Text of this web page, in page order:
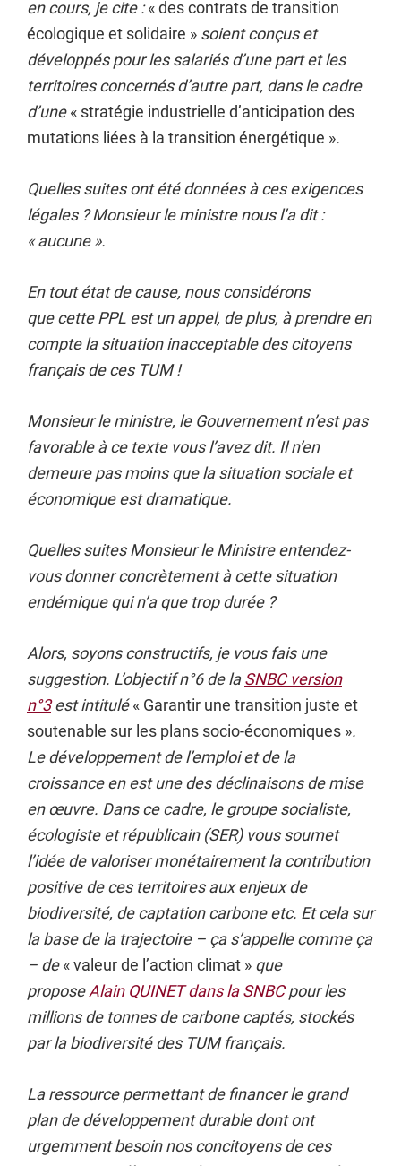
en cours, je cite :« des contrats de transition
écologique et solidaire » soient conçus et
développés pour les salariés d’une part et les
territoires concernés d’autre part, dans le cadre
d’une« stratégie industrielle d’anticipation des
mutations liées à la transition énergétique ».
Quelles suites ont été données à ces exigences
légales ? Monsieur le ministre nous l’a dit :
« aucune ».
En tout état de cause, nous considérons
que cette PPL est un appel, de plus, à prendre en
compte la situation inacceptable des citoyens
français de ces TUM !
Monsieur le ministre, le Gouvernement n’est pas
favorable à ce texte vous l’avez dit. Il n’en
demeure pas moins que la situation sociale et
économique est dramatique.
Quelles suites Monsieur le Ministre entendez-
vous donner concrètement à cette situation
endémique qui n’a que trop durée ?
Alors, soyons constructifs, je vous fais une
suggestion. L’objectif n°6 de laSNBC version
n°3est intitulé« Garantir une transition juste et
soutenable sur les plans socio-économiques ».
Le développement de l’emploi et de la
croissance en est une des déclinaisons de mise
en œuvre. Dans ce cadre, le groupe socialiste,
écologiste et républicain (SER) vous soumet
l’idée de valoriser monétairement la contribution
positive de ces territoires aux enjeux de
biodiversité, de captation carbone etc. Et cela sur
la base de la trajectoire – ça s’appelle comme ça
– de« valeur de l’action climat » que
proposeAlain QUINET dans la SNBCpour les
millions de tonnes de carbone captés, stockés
par la biodiversité des TUM français.
La ressource permettant de financer le grand
plan de développement durable dont ont
urgemment besoin nos concitoyens de ces